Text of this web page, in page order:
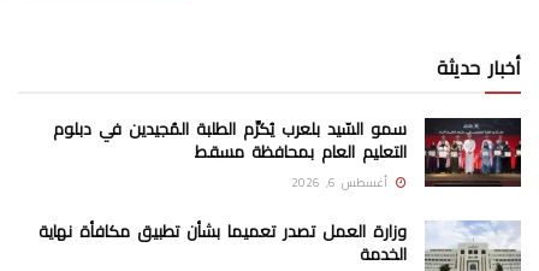
أخبار حديثة
سمو السّيد بلعرب يُكرِّم الطلبة المُجيدين في دبلوم
التعليم العام بمحافظة مسقط
أغسطس 6, 2026
وزارة العمل تصدر تعميما بشأن تطبيق مكافأة نهاية
الخدمة